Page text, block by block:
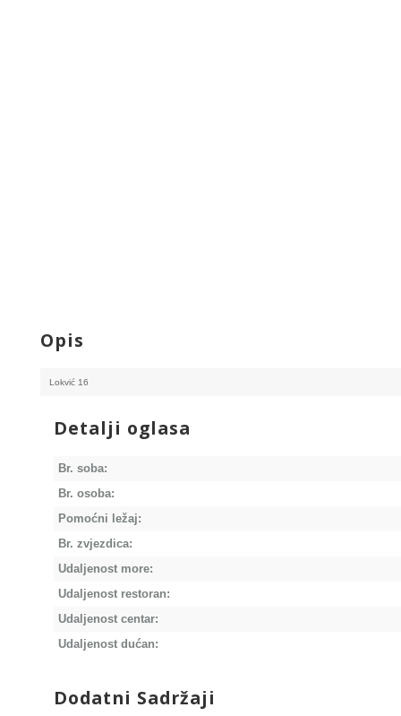
Opis
Lokvić 16
Detalji oglasa
Br. soba:
Br. osoba:
Pomoćni ležaj:
Br. zvjezdica:
Udaljenost more:
Udaljenost restoran:
Udaljenost centar:
Udaljenost dućan:
Dodatni Sadržaji